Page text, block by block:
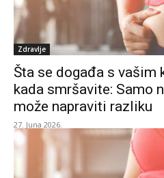
Zdravlje
Šta se događa s vašim
kada smršavite: Samo
može napraviti razliku
27. Juna 2026.